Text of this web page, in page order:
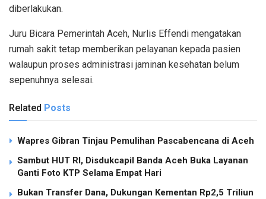
diberlakukan.
Juru Bicara Pemerintah Aceh, Nurlis Effendi mengatakan
rumah sakit tetap memberikan pelayanan kepada pasien
walaupun proses administrasi jaminan kesehatan belum
sepenuhnya selesai.
Related Posts
Wapres Gibran Tinjau Pemulihan Pascabencana di Aceh
Sambut HUT RI, Disdukcapil Banda Aceh Buka Layanan
Ganti Foto KTP Selama Empat Hari
Bukan Transfer Dana, Dukungan Kementan Rp2,5 Triliun